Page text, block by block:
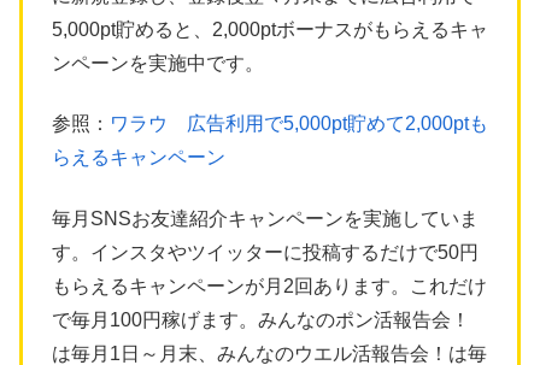
5,000pt貯めると、2,000ptボーナスがもらえるキャ
ンペーンを実施中です。
参照： ワラウ 広告利用で5,000pt貯めて2,000ptも
らえるキャンペーン
毎月SNSお友達紹介キャンペーンを実施していま
す。インスタやツイッターに投稿するだけで50円
もらえるキャンペーンが月2回あります。これだけ
で毎月100円稼げます。みんなのポン活報告会！
は毎月1日～月末、みんなのウエル活報告会！は毎